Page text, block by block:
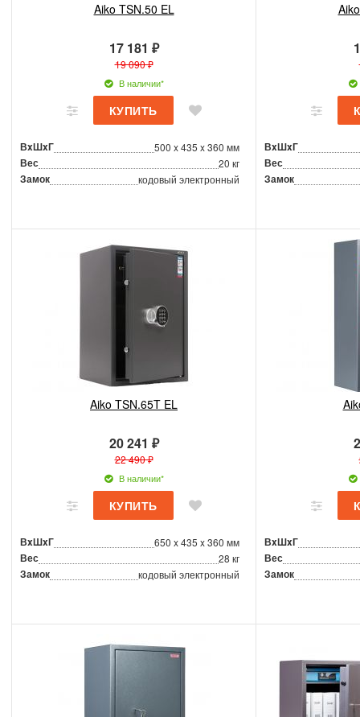
Aiko TSN.50 EL
17 181 ₽
19 090 ₽
В наличии*
ВxШxГ 500 x 435 x 360 мм
Вес 20 кг
Замок кодовый электронный
ВxШxГ
Вес
Замок
Aiko TSN.65T EL
20 241 ₽
22 490 ₽
В наличии*
ВxШxГ 650 x 435 x 360 мм
Вес 28 кг
Замок кодовый электронный
ВxШxГ
Вес
Замок